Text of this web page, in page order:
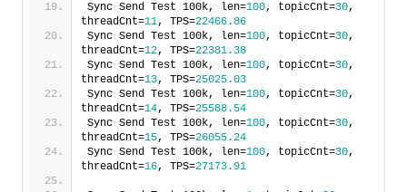
Sync Send Test 100k, len=100, topicCnt=30,
threadCnt=11, TPS=22466.86
Sync Send Test 100k, len=100, topicCnt=30,
threadCnt=12, TPS=22381.38
Sync Send Test 100k, len=100, topicCnt=30,
threadCnt=13, TPS=25025.03
Sync Send Test 100k, len=100, topicCnt=30,
threadCnt=14, TPS=25588.54
Sync Send Test 100k, len=100, topicCnt=30,
threadCnt=15, TPS=26055.24
Sync Send Test 100k, len=100, topicCnt=30,
threadCnt=16, TPS=27173.91